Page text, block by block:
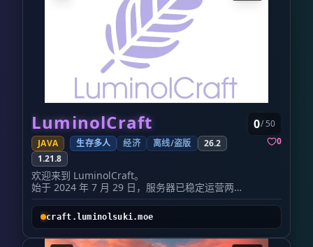
动，特别活动上新特别活动道具或装备，保
持原版生存玩法，做一个尽可能公平且有趣
的生存服务器。在cko.cc，希望都能获得美好
的‘我的世界’游戏体验。 --------------------------
----------------------------------- Q
群:181598999 ww.cko.cc 养老生存服欢迎您
的加入
LuminolCraft
JAVA 生存多人 经济 离线/盗版
26.2
1.21.8
欢迎来到 LuminolCraft。
始于 2024 年 7 月 29 日，服务器已稳定运营两
年。
我们不卖权限、不设氪金入口，并承诺：在这里，
你的每一份努力都只属于你自己。
关于公益的郑重承诺 本服务器全公益运营，不设
0/ 50
0
craft.luminolsuki.moe